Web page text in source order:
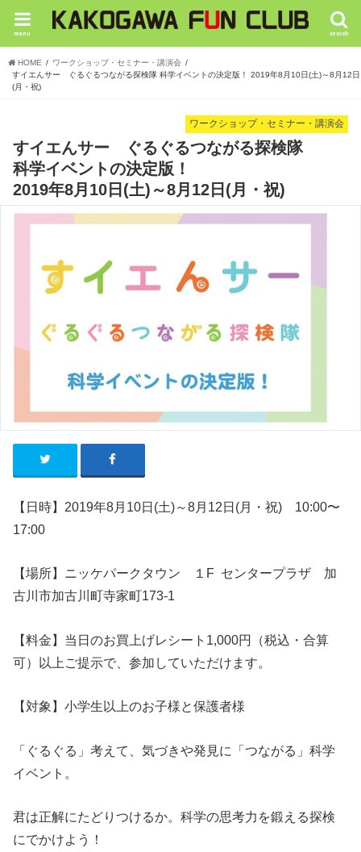
search
menu
HOME
ワークショップ・セミナー・講演会
すイエんサー ぐるぐるつながる探検隊 科学イベントの決定版！ 2019年8月10日(土)～8月12日
(月・祝)
ワークショップ・セミナー・講演会
すイエんサー ぐるぐるつながる探検隊
科学イベントの決定版！
2019年8月10日(土)～8月12日(月・祝)
【日時】2019年8月10日(土)～8月12日(月・祝) 10:00〜
17:00
【場所】ニッケパークタウン １F センタープラザ 加
古川市加古川町寺家町173-1
【料金】当日のお買上げレシート1,000円（税込・合算
可）以上ご提示で、参加していただけます。
【対象】小学生以上のお子様と保護者様
「ぐるぐる」考えて、気づきや発見に「つながる」科学
イベント。
君は正解にたどりつけるか。科学の思考力を鍛える探検
にでかけよう！